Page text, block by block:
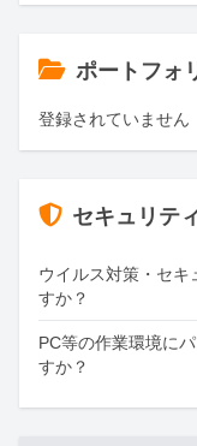
ポートフォ
登録されていません
セキュリテ
ウイルス対策・セキ
すか？
PC等の作業環境に
すか？